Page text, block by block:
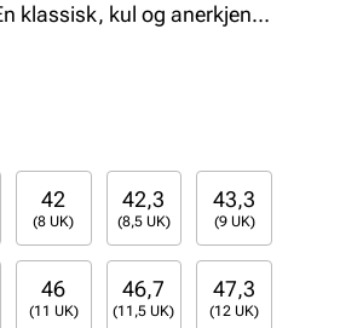
klassisk, kul og anerkjent
yttersåle i gummi.
42
(8 UK)
42,3
(8,5 UK)
43,3
(9 UK)
46
(11 UK)
46,7
(11,5 UK)
47,3
(12 UK)